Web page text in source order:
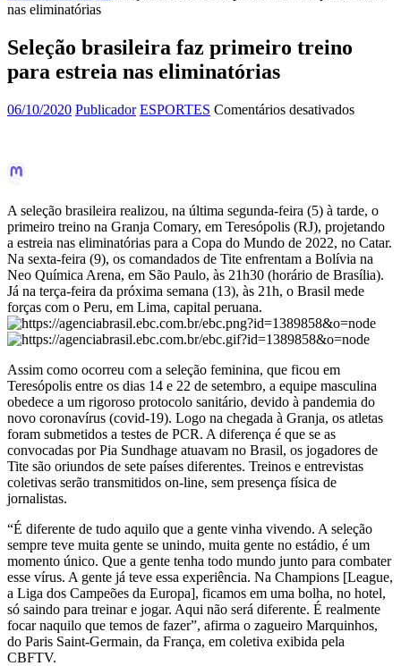
nas eliminatórias
Seleção brasileira faz primeiro treino
para estreia nas eliminatórias
06/10/2020 Publicador ESPORTES Comentários desativadosem
para
estreia
nas
A seleção brasileira realizou, na última segunda-feira (5) à tarde, o
primeiro treino na Granja Comary, em Teresópolis (RJ), projetando
a estreia nas eliminatórias para a Copa do Mundo de 2022, no Catar.
Na sexta-feira (9), os comandados de Tite enfrentam a Bolívia na
Neo Química Arena, em São Paulo, às 21h30 (horário de Brasília).
Já na terça-feira da próxima semana (13), às 21h, o Brasil mede
forças com o Peru, em Lima, capital peruana.
Assim como ocorreu com a seleção feminina, que ficou em
Teresópolis entre os dias 14 e 22 de setembro, a equipe masculina
obedece a um rigoroso protocolo sanitário, devido à pandemia do
novo coronavírus (covid-19). Logo na chegada à Granja, os atletas
foram submetidos a testes de PCR. A diferença é que se as
convocadas por Pia Sundhage atuavam no Brasil, os jogadores de
Tite são oriundos de sete países diferentes. Treinos e entrevistas
coletivas serão transmitidos on-line, sem presença física de
jornalistas.
“É diferente de tudo aquilo que a gente vinha vivendo. A seleção
sempre teve muita gente se unindo, muita gente no estádio, é um
momento único. Que a gente tenha todo mundo junto para combater
esse vírus. A gente já teve essa experiência. Na Champions [League,
a Liga dos Campeões da Europa], ficamos em uma bolha, no hotel,
só saindo para treinar e jogar. Aqui não será diferente. É realmente
focar naquilo que temos de fazer”, afirma o zagueiro Marquinhos,
do Paris Saint-Germain, da França, em coletiva exibida pela
CBFTV.